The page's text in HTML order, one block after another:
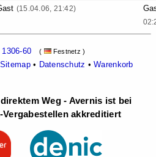
(15.04.06, 21:42)
60 ( Festnetz )
Sitemap• Datenschutz •Warenkorb
Weg - Avernis ist bei
Vergabestellen akkreditiert